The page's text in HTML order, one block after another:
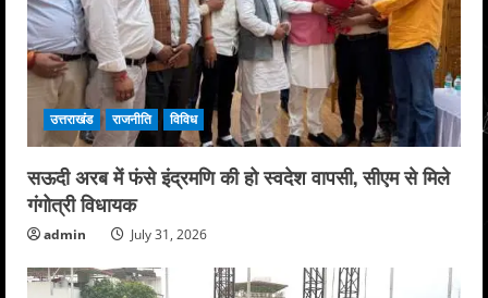
उत्तराखंड राजनीति विविध
सऊदी अरब में फंसे इंद्रमणि की हो स्वदेश वापसी, सीएम से मिले
गंगोत्री विधायक
admin July 31, 2026